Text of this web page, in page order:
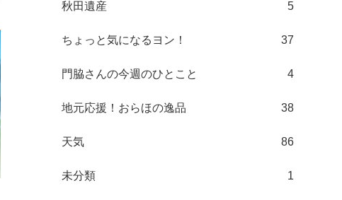
秋田遺産 5
ちょっと気になるヨン！ 37
門脇さんの今週のひとこと 4
地元応援！おらほの逸品 38
天気 86
未分類 1